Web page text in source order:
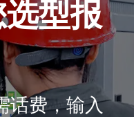
种循环对于
型报
话费，输入